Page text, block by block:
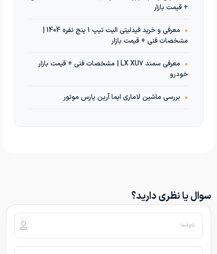
+ قیمت بازار
•
معرفی و خرید فیدلیتی الیت تیپ 1 پنج نفره 1404 |
مشخصات فنی + قیمت بازار
•
معرفی سمند LX XU7 | مشخصات فنی + قیمت بازار
خودرو
• بررسی ماشین لاماری ایما آرین پارس موتور
سوال یا نظری دارید؟
نام شما